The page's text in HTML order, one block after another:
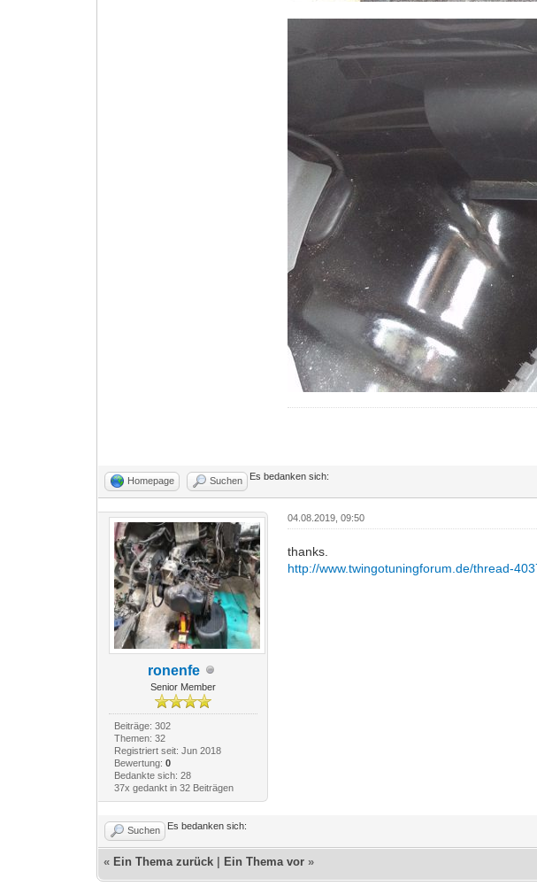
Homepage Suchen Es bedanken sich:
ronenfe
Senior Member
Beiträge: 302
Themen: 32
Registriert seit: Jun 2018
Bewertung: 0
Bedankte sich: 28
37x gedankt in 32 Beiträgen
04.08.2019, 09:50
thanks.
http://www.twingotuningforum.de/thread-
Suchen Es bedanken sich:
« Ein Thema zurück Ein Thema vor »